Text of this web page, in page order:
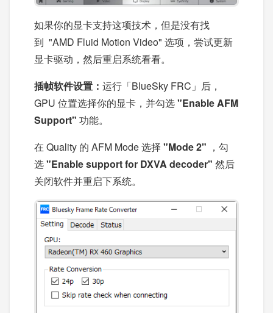
如果你的显卡支持这项技术，但是没有找
到 "AMD Fluid Motion Video" 选项，尝试更新
显卡驱动，然后重启系统看看。
插帧软件设置 ： 运行「BlueSky FRC」后，
GPU 位置选择你的显卡，并勾选"Enable AFM
Support" 功能。
在 Quality 的 AFM Mode 选择 "Mode 2" ，勾
选"Enable support for DXVA decoder" 然后
关闭软件并重启下系统。